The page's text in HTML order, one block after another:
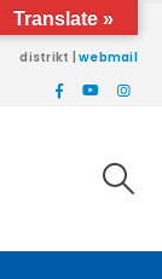
univerziteta Brčko
distrikt |webmail
Translate »